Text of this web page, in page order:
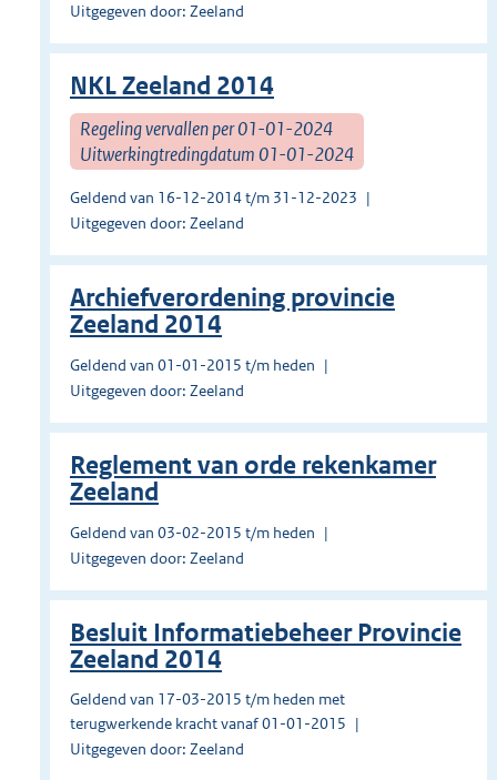
Uitgegeven door: Zeeland
NKL Zeeland 2014
Regeling vervallen per 01-01-2024
Uitwerkingtredingdatum 01-01-2024
Geldend van 16-12-2014 t/m 31-12-2023
Uitgegeven door: Zeeland
Archiefverordening provincie
Zeeland 2014
Geldend van 01-01-2015 t/m heden
Uitgegeven door: Zeeland
Reglement van orde rekenkamer
Zeeland
Geldend van 03-02-2015 t/m heden
Uitgegeven door: Zeeland
Besluit Informatiebeheer Provincie
Zeeland 2014
Geldend van 17-03-2015 t/m heden met
terugwerkende kracht vanaf 01-01-2015
Uitgegeven door: Zeeland